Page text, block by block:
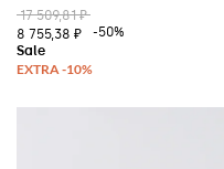
17 509,81 ₽
8 755,38 ₽
-50%